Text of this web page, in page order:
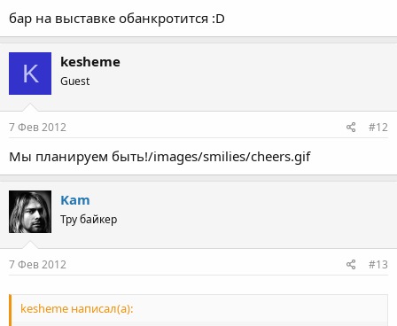
бар на выставке обанкротится :D
K kesheme
Guest
7 Фев 2012 #12
Мы планируем быть!/images/smilies/cheers.gif
Kam
Тру байкер
7 Фев 2012 #13
kesheme написал(а):